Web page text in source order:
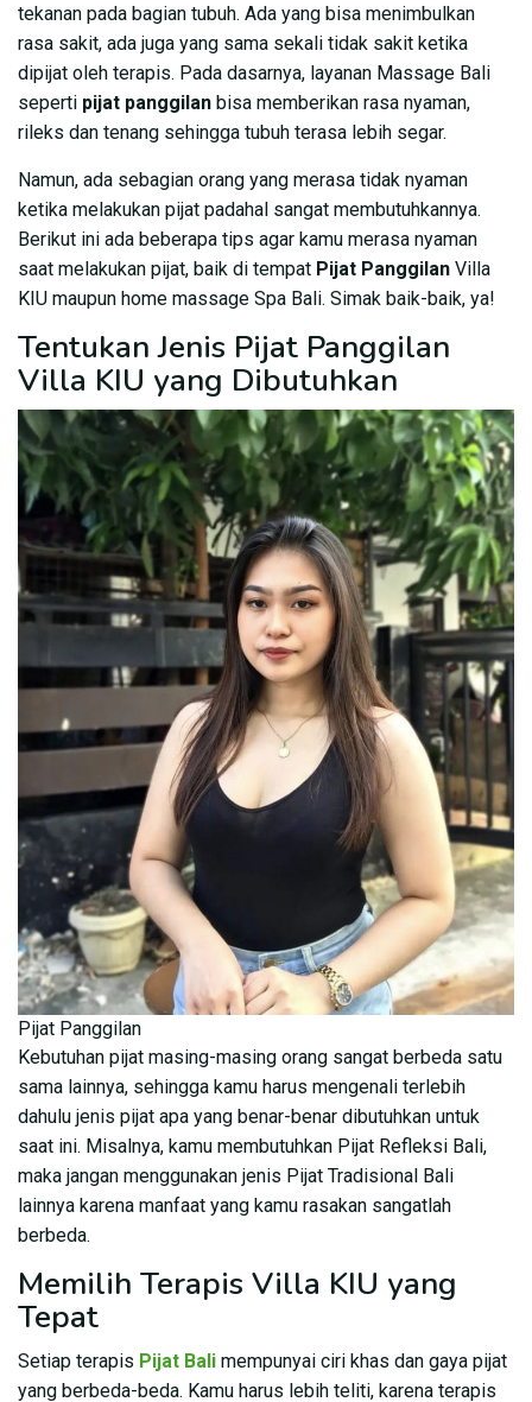
tekanan pada bagian tubuh. Ada yang bisa menimbulkan
rasa sakit, ada juga yang sama sekali tidak sakit ketika
dipijat oleh terapis. Pada dasarnya, layanan Massage Bali
seperti pijat panggilan bisa memberikan rasa nyaman,
rileks dan tenang sehingga tubuh terasa lebih segar.
Namun, ada sebagian orang yang merasa tidak nyaman
ketika melakukan pijat padahal sangat membutuhkannya.
Berikut ini ada beberapa tips agar kamu merasa nyaman
saat melakukan pijat, baik di tempat Pijat Panggilan Villa
KIU maupun home massage Spa Bali. Simak baik-baik, ya!
Tentukan Jenis Pijat Panggilan
Villa KIU yang Dibutuhkan
Pijat Panggilan
Kebutuhan pijat masing-masing orang sangat berbeda satu
sama lainnya, sehingga kamu harus mengenali terlebih
dahulu jenis pijat apa yang benar-benar dibutuhkan untuk
saat ini. Misalnya, kamu membutuhkan Pijat Refleksi Bali,
maka jangan menggunakan jenis Pijat Tradisional Bali
lainnya karena manfaat yang kamu rasakan sangatlah
berbeda.
Memilih Terapis Villa KIU yang
Tepat
Setiap terapis Pijat Bali mempunyai ciri khas dan gaya pijat
yang berbeda-beda. Kamu harus lebih teliti, karena terapis